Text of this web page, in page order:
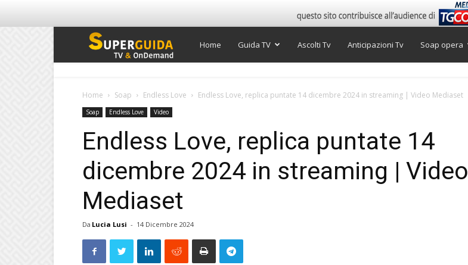
Super
Home Guida TV Ascolti Tv Anticipazioni Tv Soap opera
Home Soap Endless Love Endless Love, replica puntate 14 dicembre 2024 in streaming | Video Mediaset
Soap Endless Love Video
Endless Love, replica puntate 14
dicembre 2024 in streaming | Video
Mediaset
Da Lucia Lusi - 14 Dicembre 2024